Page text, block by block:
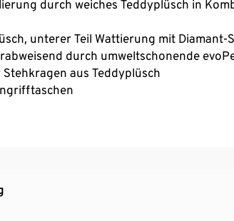
durch weiches Teddyplüsch in
unterer Teil Wattierung mit Diamant-
durch umweltschonende
aus Teddyplüsch
verlängerte Rückenpartie